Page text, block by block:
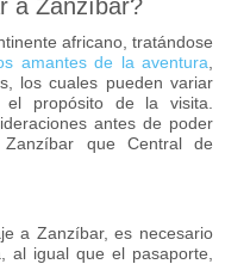
a Zanzíbar?
africano, tratándose
amantes de la aventura
los cuales pueden variar
propósito de la visita.
antes de poder
que Central de
a Zanzíbar, es necesario
al igual que el pasaporte,